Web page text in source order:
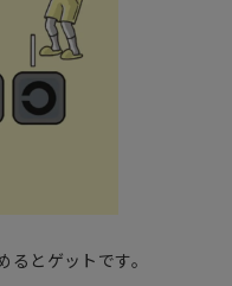
とゲットです。